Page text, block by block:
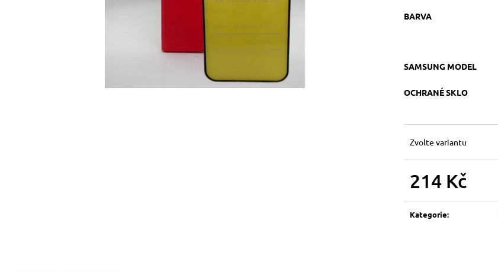
BARVA
SAMSUNG MODEL
OCHRANÉ SKLO
Zvolte variantu
214 Kč
Kategorie: